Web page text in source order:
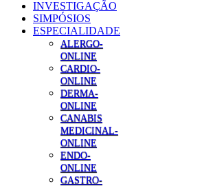
INVESTIGAÇÃO
SIMPÓSIOS
ESPECIALIDADE
ALERGO-
ONLINE
CARDIO-
ONLINE
DERMA-
ONLINE
CANABIS
MEDICINAL-
ONLINE
ENDO-
ONLINE
GASTRO-